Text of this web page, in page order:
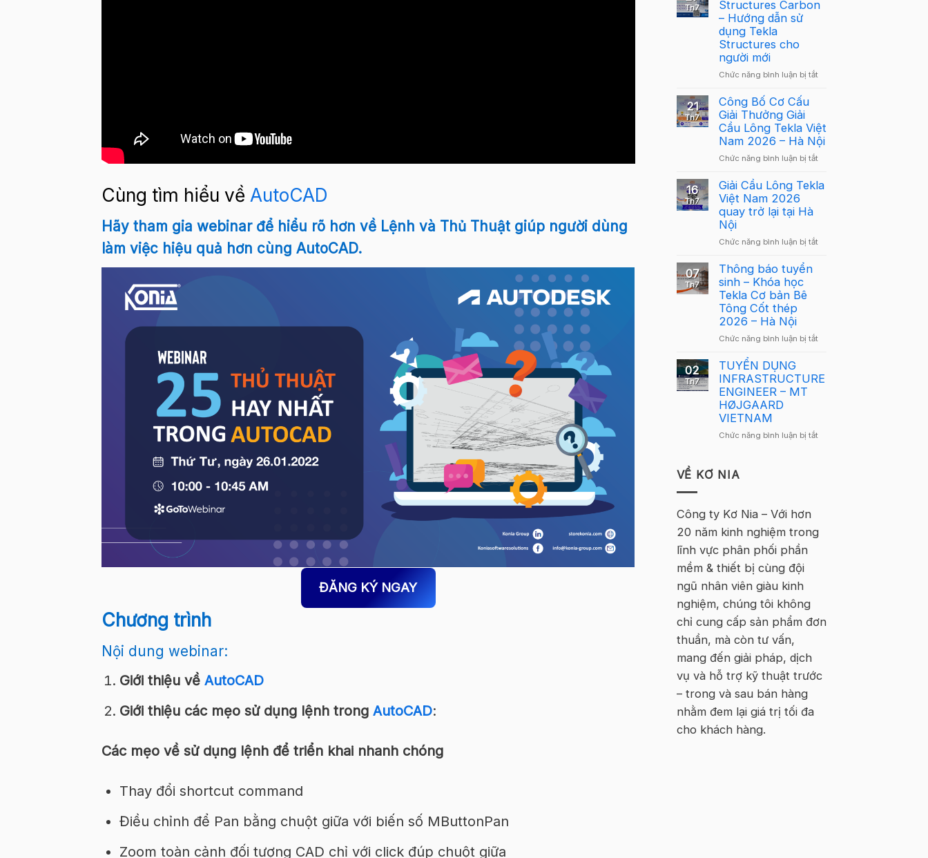
Cùng tìm hiểu về AutoCAD
Hãy tham gia webinar để hiểu rõ hơn về Lệnh và Thủ Thuật giúp người dùng
làm việc hiệu quả hơn cùng AutoCAD.
ĐĂNG KÝ NGAY
Chương trình
Nội dung webinar:
Giới thiệu về AutoCAD
Giới thiệu các mẹo sử dụng lệnh trong AutoCAD:
Các mẹo về sử dụng lệnh để triển khai nhanh chóng
Thay đổi shortcut command
Điều chỉnh để Pan bằng chuột giữa với biến số MButtonPan
Zoom toàn cảnh đối tượng CAD chỉ với click đúp chuột giữa
Th7
Structures Carbon
– Hướng dẫn sử
dụng Tekla
Structures cho
người mới
Chức năng bình luận bị tắtở
Carbon
–
Hướng
dẫn
dụng
21
Th7
Công Bố Cơ Cấu
Giải Thưởng Giải
Cầu Lông Tekla Việt
Nam 2026 – Hà Nội
Chức năng bình luận bị tắtở
Bố
Giải
Hà
16
Th7
Giải Cầu Lông Tekla
Việt Nam 2026
quay trở lại tại Hà
Nội
Chức năng bình luận bị tắtở
quay
tại
07
Th7
Thông báo tuyển
sinh – Khóa học
Tekla Cơ bản Bê
Tông Cốt thép
2026 – Hà Nội
Chức năng bình luận bị tắtở
tuyển
Tekla
–
02
Th7
TUYỂN DỤNG
INFRASTRUCTURE
ENGINEER – MT
HØJGAARD
VIETNAM
Chức năng bình luận bị tắtở
VIETNAM
VỀ KƠ NIA
Công ty Kơ Nia – Với hơn
20 năm kinh nghiệm trong
lĩnh vực phân phối phần
mềm & thiết bị cùng đội
ngũ nhân viên giàu kinh
nghiệm, chúng tôi không
chỉ cung cấp sản phẩm đơn
thuần, mà còn tư vấn,
mang đến giải pháp, dịch
vụ và hỗ trợ kỹ thuật trước
– trong và sau bán hàng
nhằm đem lại giá trị tối đa
cho khách hàng.